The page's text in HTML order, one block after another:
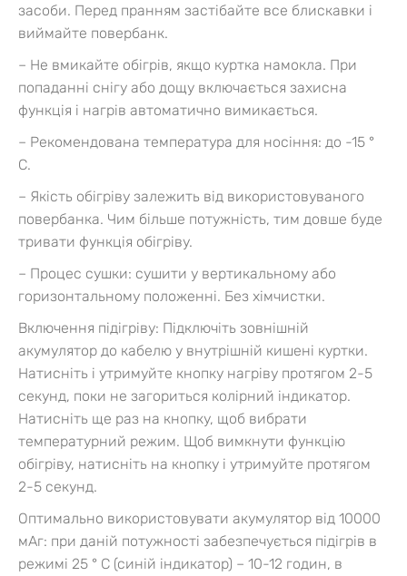
засоби. Перед пранням застібайте все блискавки і
виймайте повербанк.
– Не вмикайте обігрів, якщо куртка намокла. При
попаданні снігу або дощу включається захисна
функція і нагрів автоматично вимикається.
– Рекомендована температура для носіння: до -15 °
C.
– Якість обігріву залежить від використовуваного
повербанка. Чим більше потужність, тим довше буде
тривати функція обігріву.
– Процес сушки: сушити у вертикальному або
горизонтальному положенні. Без хімчистки.
Включення підігріву: Підключіть зовнішній
акумулятор до кабелю у внутрішній кишені куртки.
Натисніть і утримуйте кнопку нагріву протягом 2-5
секунд, поки не загориться колірний індикатор.
Натисніть ще раз на кнопку, щоб вибрати
температурний режим. Щоб вимкнути функцію
обігріву, натисніть на кнопку і утримуйте протягом
2-5 секунд.
Оптимально використовувати акумулятор від 10000
мАг: при даній потужності забезпечується підігрів в
режимі 25 ° С (синій індикатор) – 10-12 годин, в